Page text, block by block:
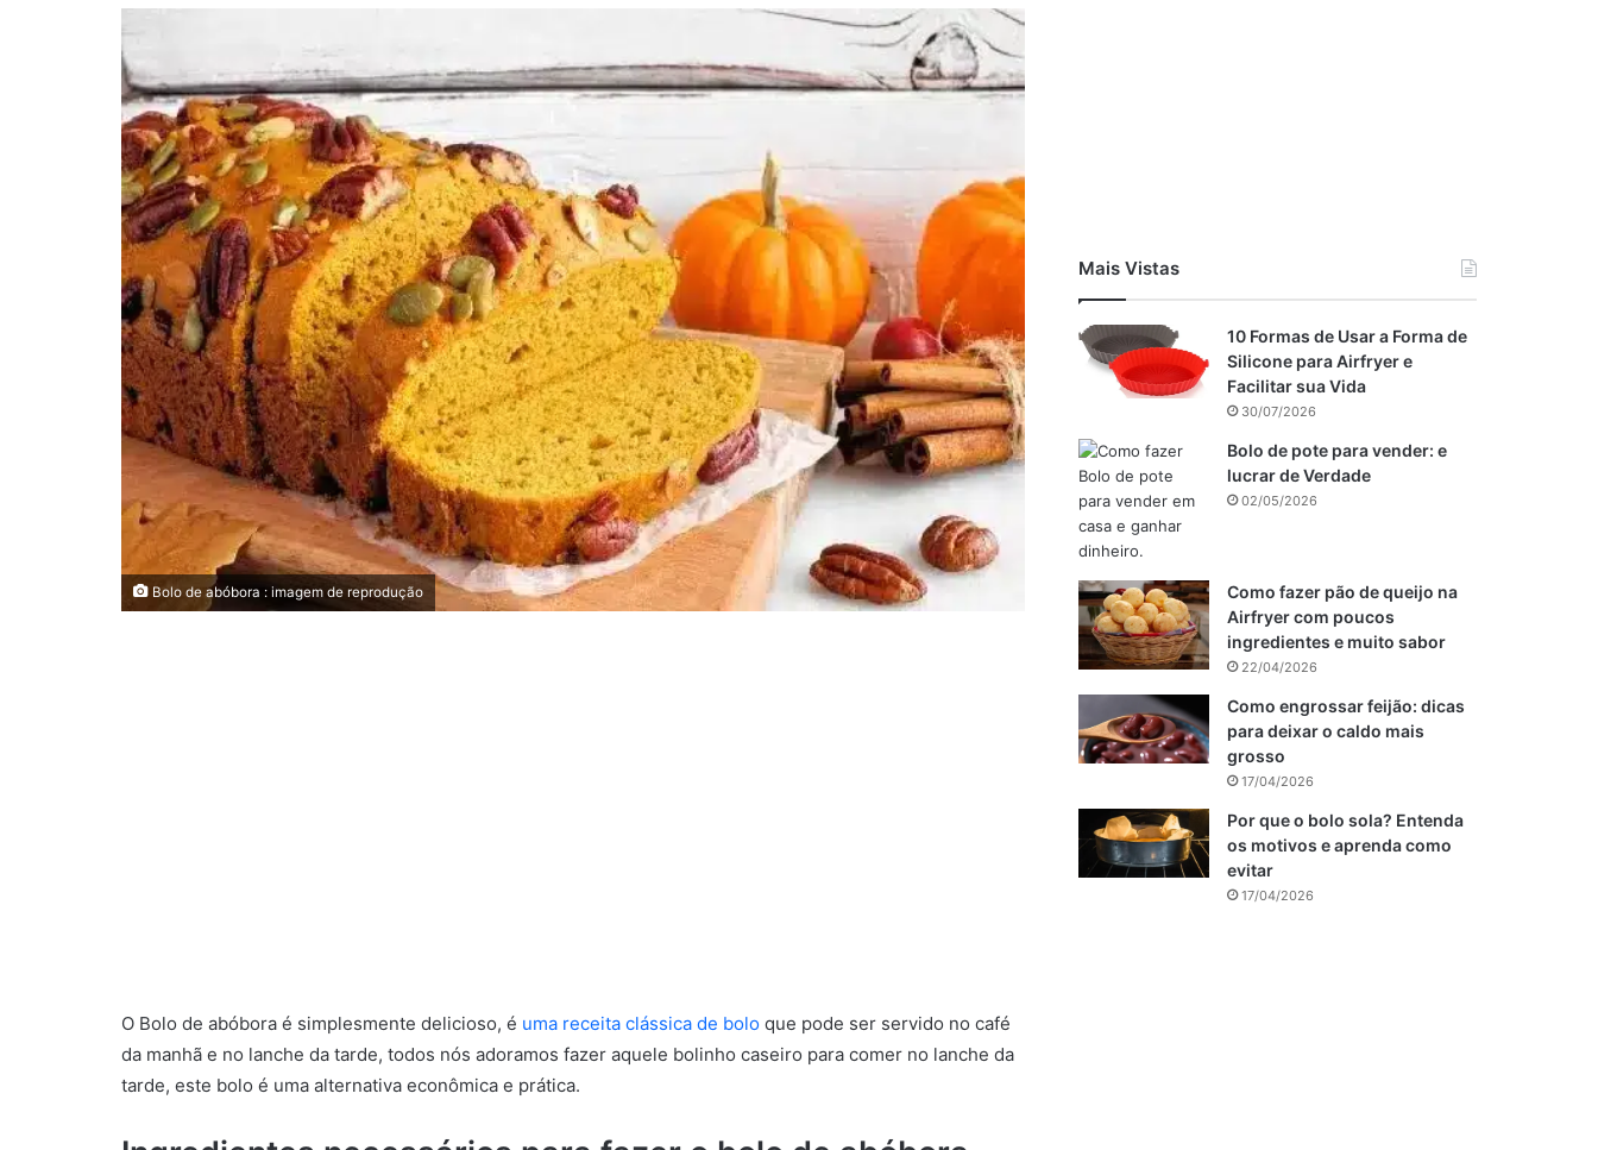
Bolo de abóbora : imagem de reprodução
O Bolo de abóbora é simplesmente delicioso, é uma receita clássica de bolo que pode ser servido no café
da manhã e no lanche da tarde, todos nós adoramos fazer aquele bolinho caseiro para comer no lanche da
tarde, este bolo é uma alternativa econômica e prática.
Mais Vistas
10 Formas de Usar a Forma de
Silicone para Airfryer e
Facilitar sua Vida
30/07/2026
Bolo de pote para vender: e
lucrar de Verdade
02/05/2026
Como fazer pão de queijo na
Airfryer com poucos
ingredientes e muito sabor
22/04/2026
Como engrossar feijão: dicas
para deixar o caldo mais
grosso
17/04/2026
Por que o bolo sola? Entenda
os motivos e aprenda como
evitar
17/04/2026